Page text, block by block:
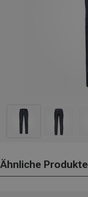
Ähnliche Produkte